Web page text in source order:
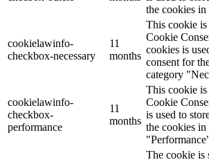
the cookies
cookielawinfo-
checkbox-necessary
11
months
This cookie
Cookie
cookies is
consent for
category
cookielawinfo-
checkbox-
performance
11
months
This cookie
Cookie
is used to
the cookies in
The cookie is